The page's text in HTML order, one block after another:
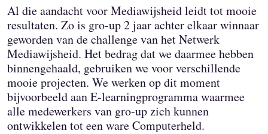
Al die aandacht voor Mediawijsheid leidt tot mooie
resultaten. Zo is gro-up 2 jaar achter elkaar winnaar
geworden van de challenge van het Netwerk
Mediawijsheid. Het bedrag dat we daarmee hebben
binnengehaald, gebruiken we voor verschillende
mooie projecten. We werken op dit moment
bijvoorbeeld aan E-learningprogramma waarmee
alle medewerkers van gro-up zich kunnen
ontwikkelen tot een ware Computerheld.